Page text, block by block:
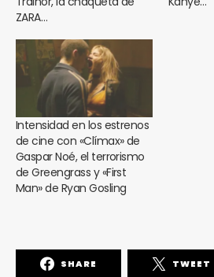
ZARA…
Intensidad en los estrenos
de cine con «Clímax» de
Gaspar Noé, el terrorismo
de Greengrass y «First
Man» de Ryan Gosling
SHARE TWEET